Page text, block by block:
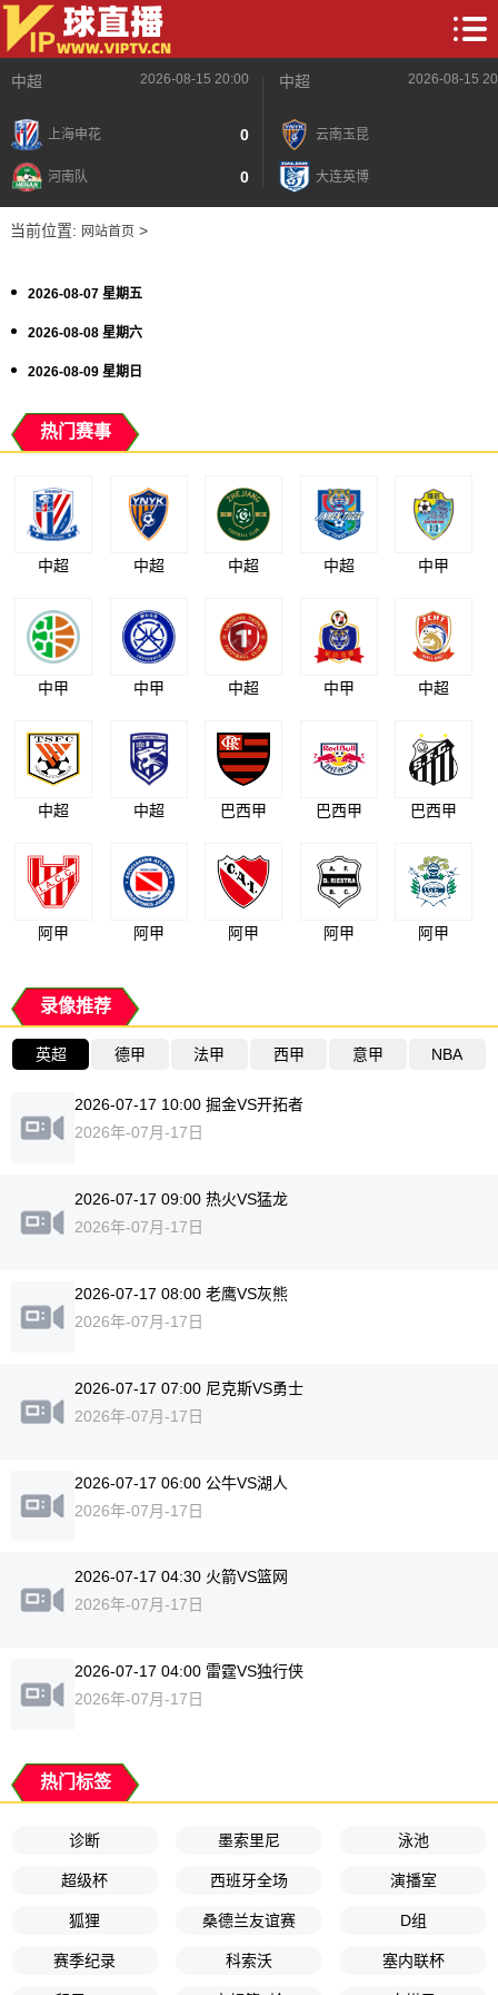
中超 2026-08-15 20:00
上海申花 0
河南队 0
中超 2026-08-15
云南玉昆
大连英博
当前位置: 网站首页>
2026-08-07 星期五
2026-08-08 星期六
2026-08-09 星期日
热门赛事
中超 中超 中超 中超 中甲
中甲 中甲 中超 中甲 中超
中超 中超 巴西甲 巴西甲 巴西甲
阿甲 阿甲 阿甲 阿甲 阿甲
录像推荐
英超 德甲 法甲 西甲 意甲 NBA
2026-07-17 10:00 掘金VS开拓者
2026年-07月-17日
2026-07-17 09:00 热火VS猛龙
2026年-07月-17日
2026-07-17 08:00 老鹰VS灰熊
2026年-07月-17日
2026-07-17 07:00 尼克斯VS勇士
2026年-07月-17日
2026-07-17 06:00 公牛VS湖人
2026年-07月-17日
2026-07-17 04:30 火箭VS篮网
2026年-07月-17日
2026-07-17 04:00 雷霆VS独行侠
2026年-07月-17日
热门标签
诊断 墨索里尼 泳池
超级杯 西班牙全场 演播室
狐狸 桑德兰友谊赛 D组
赛季纪录 科索沃 塞内联杯